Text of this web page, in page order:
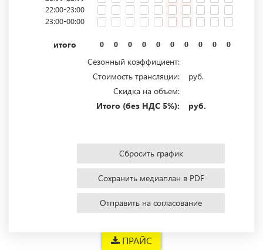
ПРАЙС
22:00-23:00
23:00-00:00
итого 0 0 0 0 0 0 0 0 0 0
Сезонный коэффициент:
Стоимость трансляции:
руб.
Скидка на объем:
Итого (без НДС 5%):
руб.
Сбросить график
Сохранить медиаплан в PDF
Отправить на согласование